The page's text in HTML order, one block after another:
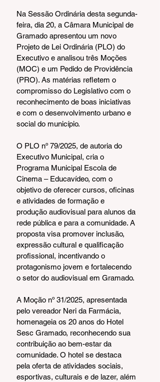
Na Sessão Ordinária desta segunda-
feira, dia 20, a Câmara Municipal de
Gramado apresentou um novo
Projeto de Lei Ordinária (PLO) do
Executivo e analisou três Moções
(MOC) e um Pedido de Providência
(PRO). As matérias refletem o
compromisso do Legislativo com o
reconhecimento de boas iniciativas
e com o desenvolvimento urbano e
social do município.
O PLO nº 79/2025, de autoria do
Executivo Municipal, cria o
Programa Municipal Escola de
Cinema – Educavídeo, com o
objetivo de oferecer cursos, oficinas
e atividades de formação e
produção audiovisual para alunos da
rede pública e para a comunidade. A
proposta visa promover inclusão,
expressão cultural e qualificação
profissional, incentivando o
protagonismo jovem e fortalecendo
o setor do audiovisual em Gramado.
A Moção nº 31/2025, apresentada
pelo vereador Neri da Farmácia,
homenageia os 20 anos do Hotel
Sesc Gramado, reconhecendo sua
contribuição ao bem-estar da
comunidade. O hotel se destaca
pela oferta de atividades sociais,
esportivas, culturais e de lazer, além